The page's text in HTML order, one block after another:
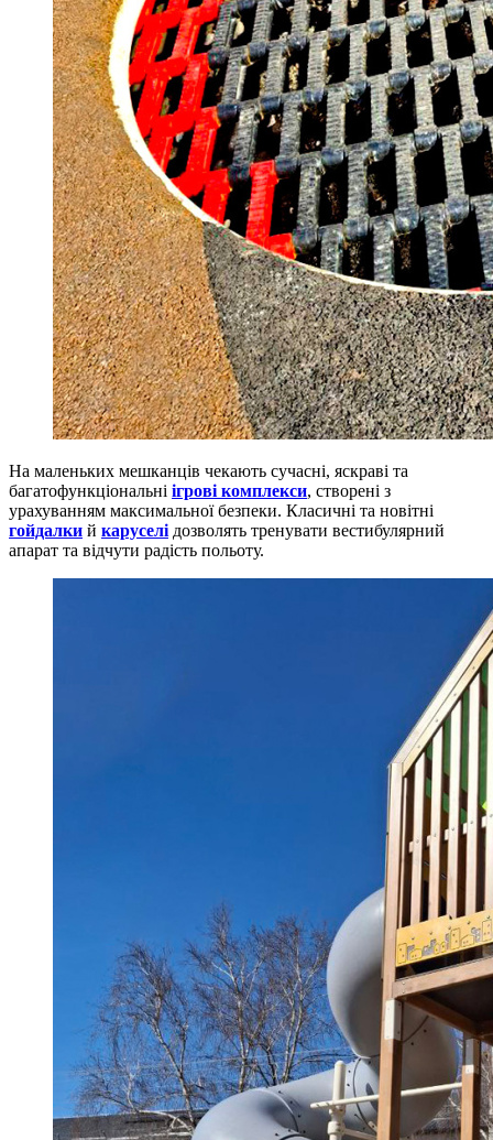
На маленьких мешканців чекають сучасні, яскраві та
багатофункціональні ігрові комплекси, створені з
урахуванням максимальної безпеки. Класичні та новітні
гойдалки й каруселі дозволять тренувати вестибулярний
апарат та відчути радість польоту.